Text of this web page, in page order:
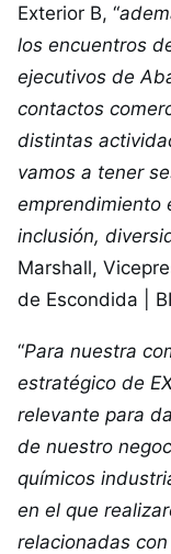
Exterior B, “
los encuentros
ejecutivos de
contactos
distintas
vamos a tener
emprendimiento
inclusión,
Marshall,
de Escondida |
“Para nuestra
estratégico de
relevante para
de nuestro
químicos
en el que
relacionadas